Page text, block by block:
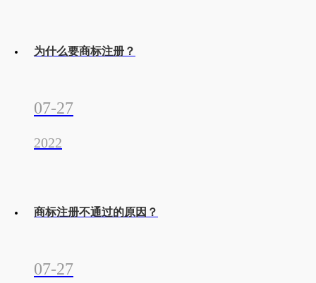
为什么要商标注册？
07-27
2022
商标注册不通过的原因？
07-27